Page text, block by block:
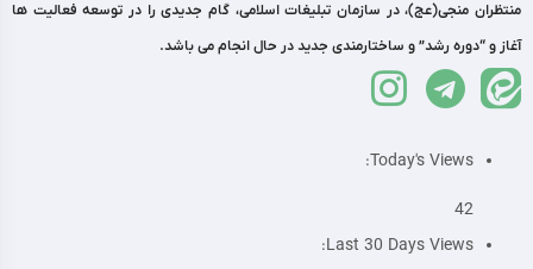
منتظران منجی(عج)، در سازمان تبلیغات اسلامی، گام جدیدی را در توسعه فعالیت ها
آغاز و “دوره رشد” و ساختارمندی جدید در حال انجام می باشد.
Today's Views:
42
Last 30 Days Views: